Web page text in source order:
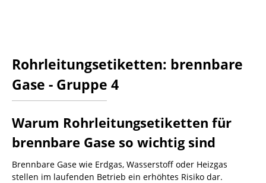
Rohrleitungsetiketten: brennbare
Gase - Gruppe 4
Warum Rohrleitungsetiketten für
brennbare Gase so wichtig sind
Brennbare Gase wie Erdgas, Wasserstoff oder Heizgas
stellen im laufenden Betrieb ein erhöhtes Risiko dar.